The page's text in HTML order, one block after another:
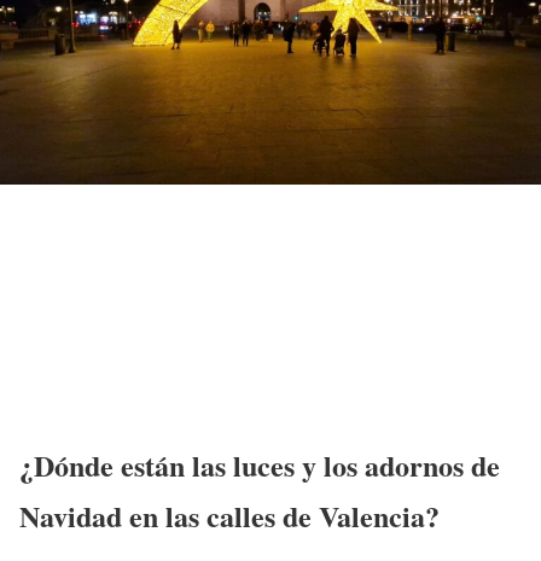
¿Dónde están las luces y los adornos de
Navidad en las calles de Valencia?